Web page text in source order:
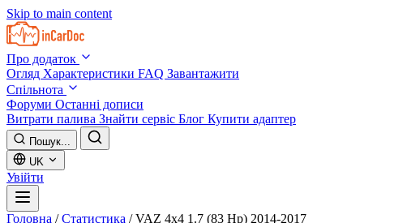
Skip to main content
Про додаток
Огляд Характеристики FAQ Завантажити
Спільнота
Форуми Останні дописи
Витрати палива Знайти сервіс Блог Купити адаптер
Пошук...
UK
Увійти
Головна / Статистика / VAZ 4x4 1.7 (83 Hp) 2014-2017